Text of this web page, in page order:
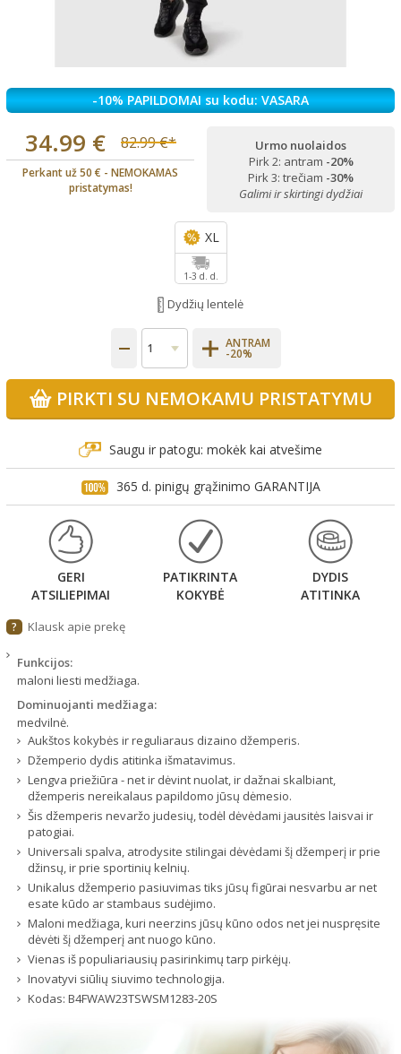
-10% PAPILDOMAI su kodu: VASARA
34.99 € 82.99 €*
Perkant už 50 € - NEMOKAMAS
pristatymas!
Urmo nuolaidos
Pirk 2: antram -20%
Pirk 3: trečiam -30%
Galimi ir skirtingi dydžiai
XL
1-3 d. d.
Dydžių lentelė
ANTRAM
-20%
PIRKTI SU NEMOKAMU PRISTATYMU
Saugu ir patogu: mokėk kai atvešime
365 d. pinigų grąžinimo GARANTIJA
GERI
ATSILIEPIMAI
PATIKRINTA
KOKYBĖ
DYDIS
ATITINKA
? Klausk apie prekę
Funkcijos:
maloni liesti medžiaga.
Dominuojanti medžiaga:
medvilnė.
Aukštos kokybės ir reguliaraus dizaino džemperis.
Džemperio dydis atitinka išmatavimus.
Lengva priežiūra - net ir dėvint nuolat, ir dažnai skalbiant,
džemperis nereikalaus papildomo jūsų dėmesio.
Šis džemperis nevaržo judesių, todėl dėvėdami jausitės laisvai ir
patogiai.
Universali spalva, atrodysite stilingai dėvėdami šį džemperį ir prie
džinsų, ir prie sportinių kelnių.
Unikalus džemperio pasiuvimas tiks jūsų figūrai nesvarbu ar net
esate kūdo ar stambaus sudėjimo.
Maloni medžiaga, kuri neerzins jūsų kūno odos net jei nuspręsite
dėvėti šį džemperį ant nuogo kūno.
Vienas iš populiariausių pasirinkimų tarp pirkėjų.
Inovatyvi siūlių siuvimo technologija.
Kodas: B4FWAW23TSWSM1283-20S